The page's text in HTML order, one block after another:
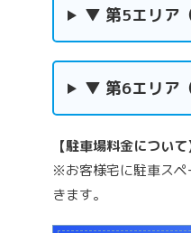
▼ 第5エリア
▼ 第6エリア
【駐車場料金について
※お客様宅に駐車スペ
きます。